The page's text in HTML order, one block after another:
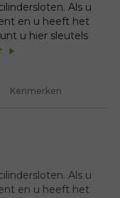
Als u
en u heeft het
u hier sleutels
play_arrow
Kenmerken
Als u
en u heeft het